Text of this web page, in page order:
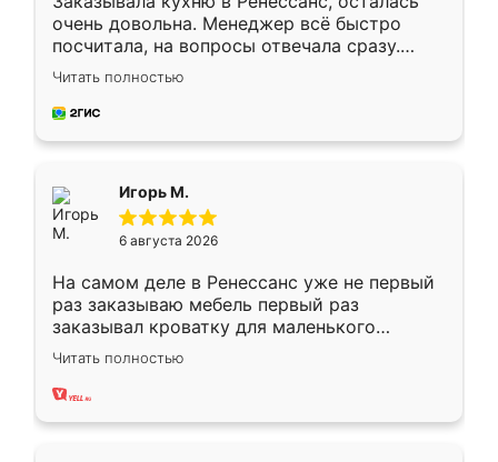
очень довольна. Менеджер всё быстро
посчитала, на вопросы отвечала сразу.
Замерщик приехал в субботу, подошёл к
делу со всей ответственностью. Собрали
за день, ребята работали аккуратно, даже
Читать полностью
Игорь М.
6 августа 2026
На самом деле в Ренессанс уже не первый
раз заказываю мебель первый раз
заказывал кроватку для маленького
ребёнка при его рождении ,во второй раз
заказал шкаф-купе. По качеству очень
хорошее сборка достаточно быстрая,
Читать полностью